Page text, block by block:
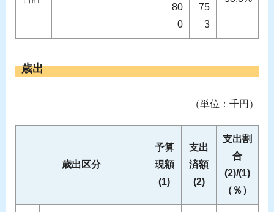
80
0
75
3
歳出
（単位：千円）
歳出区分
予算
現額
(1)
支出
済額
(2)
支出割
合
(2)/(1)
（％）